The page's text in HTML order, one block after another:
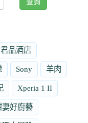
君品酒店
Sony 羊肉
Xperia 1 II
妻好廚藝